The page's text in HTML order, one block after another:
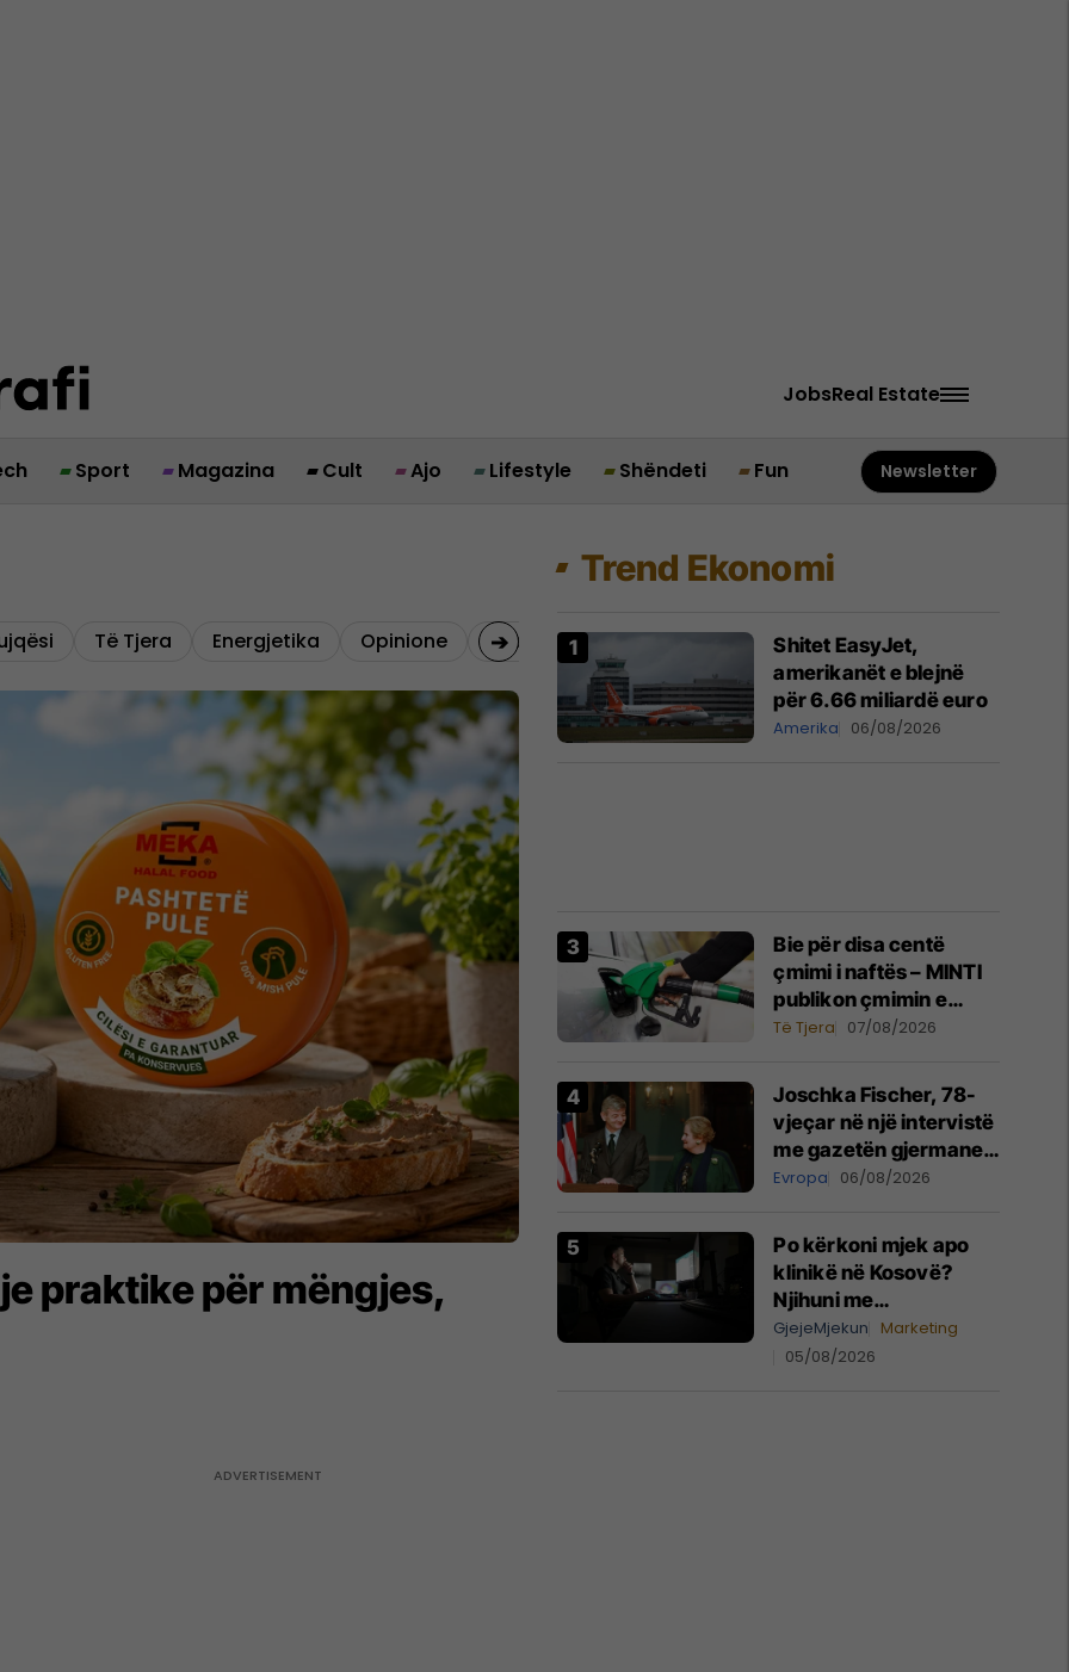
JobsReal Estate
Sport Magazina Cult Ajo Lifestyle Shëndeti Fun Newsletter
Të Tjera Energjetika Opinione Financa Prodhime Vendore Prokurimi i Hapur
➔
praktike për mëngjes,
Trend Ekonomi
Shitet EasyJet,
amerikanët e blejnë
për 6.66 miliardë euro
Amerika 06/08/2026
Bie për disa centë
çmimi i naftës – MINTI
publikon çmimin e
derivateve
Të Tjera 07/08/2026
Joschka Fischer, 78-
vjeçar në një intervistë
me gazetën gjermane
“Süddeutsche
dramatike në botë
Evropa 06/08/2026
Po kërkoni mjek apo
klinikë në Kosovë?
Njihuni me
GjejeMjekun.com
GjejeMjekun
Marketing
05/08/2026